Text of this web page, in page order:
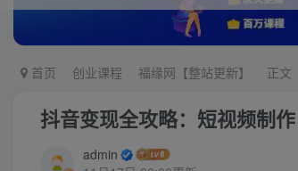
首页 创业课程 福缘网【整站更新】 正文
抖音变现全攻略：短视频制
admin